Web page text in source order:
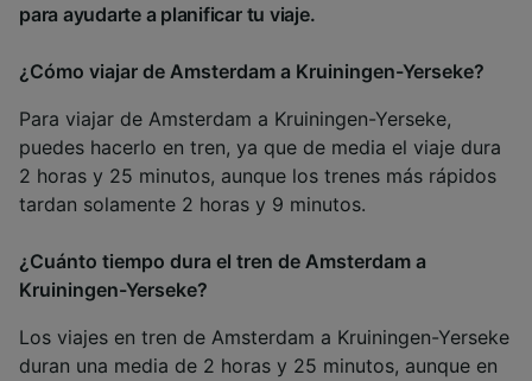
para ayudarte a planificar tu viaje.
¿Cómo viajar de Amsterdam a Kruiningen-Yerseke?
Para viajar de Amsterdam a Kruiningen-Yerseke,
puedes hacerlo en tren, ya que de media el viaje dura
2 horas y 25 minutos, aunque los trenes más rápidos
tardan solamente 2 horas y 9 minutos.
¿Cuánto tiempo dura el tren de Amsterdam a
Kruiningen-Yerseke?
Los viajes en tren de Amsterdam a Kruiningen-Yerseke
duran una media de 2 horas y 25 minutos, aunque en